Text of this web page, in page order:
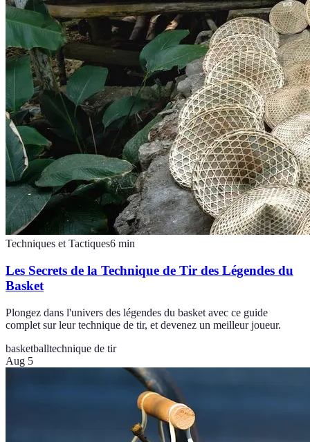
Techniques et Tactiques6 min
Les Secrets de la Technique de Tir des Légendes du
Basket
Plongez dans l'univers des légendes du basket avec ce guide
complet sur leur technique de tir, et devenez un meilleur joueur.
basketballtechnique de tir
Aug 5